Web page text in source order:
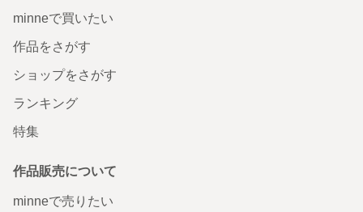
minneで買いたい
作品をさがす
ショップをさがす
ランキング
特集
作品販売について
minneで売りたい